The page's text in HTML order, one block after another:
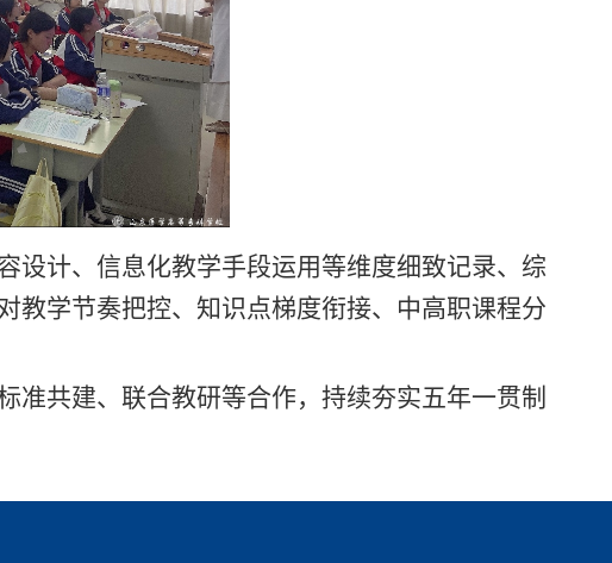
设计、信息化教学手段运用等维度细致记录、综
教学节奏把控、知识点梯度衔接、中高职课程分
准共建、联合教研等合作，持续夯实五年一贯制